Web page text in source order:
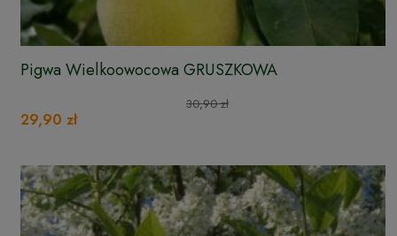
Pigwa Wielkoowocowa GRUSZKOWA
30,90 zł
29,90 zł